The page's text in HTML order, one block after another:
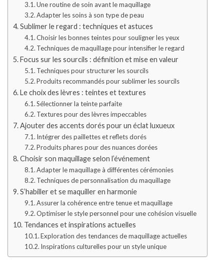
Une routine de soin avant le maquillage
Adapter les soins à son type de peau
Sublimer le regard : techniques et astuces
Choisir les bonnes teintes pour souligner les yeux
Techniques de maquillage pour intensifier le regard
Focus sur les sourcils : définition et mise en valeur
Techniques pour structurer les sourcils
Produits recommandés pour sublimer les sourcils
Le choix des lèvres : teintes et textures
Sélectionner la teinte parfaite
Textures pour des lèvres impeccables
Ajouter des accents dorés pour un éclat luxueux
Intégrer des paillettes et reflets dorés
Produits phares pour des nuances dorées
Choisir son maquillage selon l’événement
Adapter le maquillage à différentes cérémonies
Techniques de personnalisation du maquillage
S’habiller et se maquiller en harmonie
Assurer la cohérence entre tenue et maquillage
Optimiser le style personnel pour une cohésion visuelle
Tendances et inspirations actuelles
Exploration des tendances de maquillage actuelles
Inspirations culturelles pour un style unique